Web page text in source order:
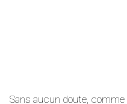
Sans aucun doute, comme